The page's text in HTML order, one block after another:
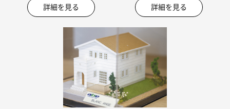
詳細を見る 詳細を見る